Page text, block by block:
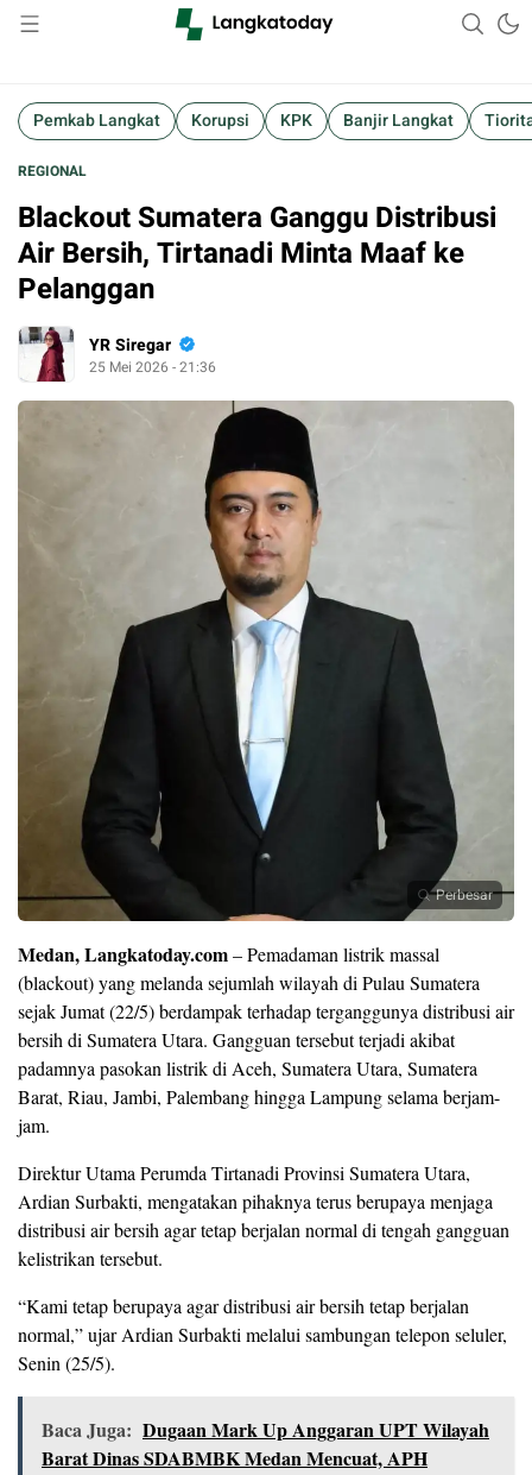
Langkatoday.com
Suara Lokal, Informasi Global
Pemkab Langkat Korupsi KPK Banjir Langkat
REGIONAL
Blackout Sumatera Ganggu Distribusi
Air Bersih, Tirtanadi Minta Maaf ke
Pelanggan
YR Siregar
25 Mei 2026 - 21:36
Perbesar
Medan, Langkatoday.com– Pemadaman listrik massal
(blackout) yang melanda sejumlah wilayah di Pulau Sumatera
sejak Jumat (22/5) berdampak terhadap terganggunya distribusi air
bersih di Sumatera Utara. Gangguan tersebut terjadi akibat
padamnya pasokan listrik di Aceh, Sumatera Utara, Sumatera
Barat, Riau, Jambi, Palembang hingga Lampung selama berjam-
jam.
Direktur Utama Perumda Tirtanadi Provinsi Sumatera Utara,
Ardian Surbakti, mengatakan pihaknya terus berupaya menjaga
distribusi air bersih agar tetap berjalan normal di tengah gangguan
kelistrikan tersebut.
“Kami tetap berupaya agar distribusi air bersih tetap berjalan
normal,” ujar Ardian Surbakti melalui sambungan telepon seluler,
Senin (25/5).
Baca Juga: Dugaan Mark Up Anggaran UPT Wilayah
Barat Dinas SDABMBK Medan Mencuat, APH